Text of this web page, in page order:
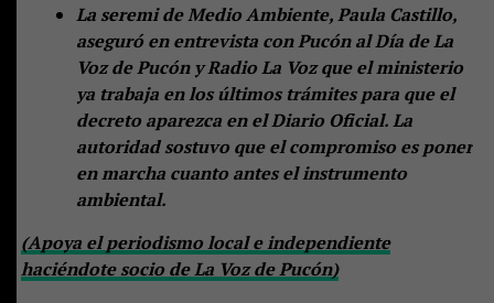
La seremi de Medio Ambiente, Paula Castillo,
aseguró en entrevista con Pucón al Día de La
Voz de Pucón y Radio La Voz que el ministerio
ya trabaja en los últimos trámites para que el
decreto aparezca en el Diario Oficial. La
autoridad sostuvo que el compromiso es poner
en marcha cuanto antes el instrumento
ambiental.
(Apoya el periodismo local e independiente
haciéndote socio de La Voz de Pucón)